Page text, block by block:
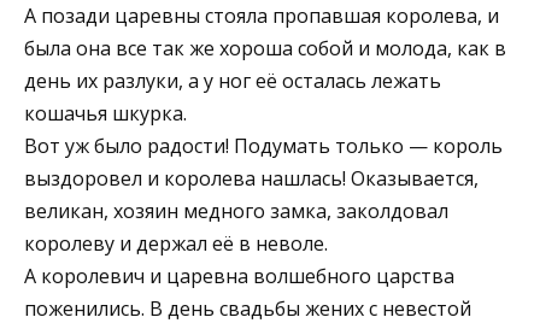
А позади царевны стояла пропавшая королева, и
была она все так же хороша собой и молода, как в
день их разлуки, а у ног её осталась лежать
кошачья шкурка.
Вот уж было радости! Подумать только — король
выздоровел и королева нашлась! Оказывается,
великан, хозяин медного замка, заколдовал
королеву и держал её в неволе.
А королевич и царевна волшебного царства
поженились. В день свадьбы жених с невестой